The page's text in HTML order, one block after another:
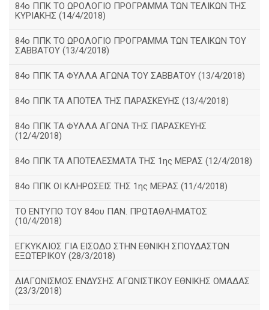
84ο ΠΠΚ ΤΟ ΩΡΟΛΟΓΙΟ ΠΡΟΓΡΑΜΜΑ ΤΩΝ ΤΕΛΙΚΩΝ ΤΗΣ
ΚΥΡΙΑΚΗΣ (14/4/2018)
84ο ΠΠΚ ΤΟ ΩΡΟΛΟΓΙΟ ΠΡΟΓΡΑΜΜΑ ΤΩΝ ΤΕΛΙΚΩΝ ΤΟΥ
ΣΑΒΒΑΤΟΥ (13/4/2018)
84ο ΠΠΚ ΤΑ ΦΥΛΛΑ ΑΓΩΝΑ ΤΟΥ ΣΑΒΒΑΤΟΥ (13/4/2018)
84ο ΠΠΚ ΤΑ ΑΠΟΤΕΛ ΤΗΣ ΠΑΡΑΣΚΕΥΗΣ (13/4/2018)
84ο ΠΠΚ ΤΑ ΦΥΛΛΑ ΑΓΩΝΑ ΤΗΣ ΠΑΡΑΣΚΕΥΗΣ
(12/4/2018)
84ο ΠΠΚ ΤΑ ΑΠΟΤΕΛΕΣΜΑΤΑ ΤΗΣ 1ης ΜΕΡΑΣ (12/4/2018)
84ο ΠΠΚ ΟΙ ΚΛΗΡΩΣΕΙΣ ΤΗΣ 1ης ΜΕΡΑΣ (11/4/2018)
ΤΟ ΕΝΤΥΠΟ ΤΟΥ 84ου ΠΑΝ. ΠΡΩΤΑΘΛΗΜΑΤΟΣ
(10/4/2018)
ΕΓΚΥΚΛΙΟΣ ΓΙΑ ΕΙΣΟΔΟ ΣΤΗΝ ΕΘΝΙΚΗ ΣΠΟΥΔΑΣΤΩΝ
ΕΞΩΤΕΡΙΚΟΥ (28/3/2018)
ΔΙΑΓΩΝΙΣΜΟΣ ΕΝΔΥΣΗΣ ΑΓΩΝΙΣΤΙΚΟΥ ΕΘΝΙΚΗΣ ΟΜΑΔΑΣ
(23/3/2018)